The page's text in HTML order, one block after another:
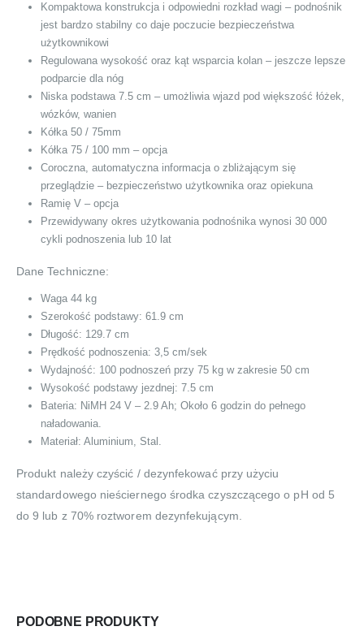
Kompaktowa konstrukcja i odpowiedni rozkład wagi – podnośnik
jest bardzo stabilny co daje poczucie bezpieczeństwa
użytkownikowi
Regulowana wysokość oraz kąt wsparcia kolan – jeszcze lepsze
podparcie dla nóg
Niska podstawa 7.5 cm – umożliwia wjazd pod większość łóżek,
wózków, wanien
Kółka 50 / 75mm
Kółka 75 / 100 mm – opcja
Coroczna, automatyczna informacja o zbliżającym się
przeglądzie – bezpieczeństwo użytkownika oraz opiekuna
Ramię V – opcja
Przewidywany okres użytkowania podnośnika wynosi 30 000
cykli podnoszenia lub 10 lat
Dane Techniczne:
Waga 44 kg
Szerokość podstawy: 61.9 cm
Długość: 129.7 cm
Prędkość podnoszenia: 3,5 cm/sek
Wydajność: 100 podnoszeń przy 75 kg w zakresie 50 cm
Wysokość podstawy jezdnej: 7.5 cm
Bateria: NiMH 24 V – 2.9 Ah; Około 6 godzin do pełnego
naładowania.
Materiał: Aluminium, Stal.
Produkt należy czyścić / dezynfekować przy użyciu
standardowego nieściernego środka czyszczącego o pH od 5
do 9 lub z 70% roztworem dezynfekującym.
PODOBNE PRODUKTY